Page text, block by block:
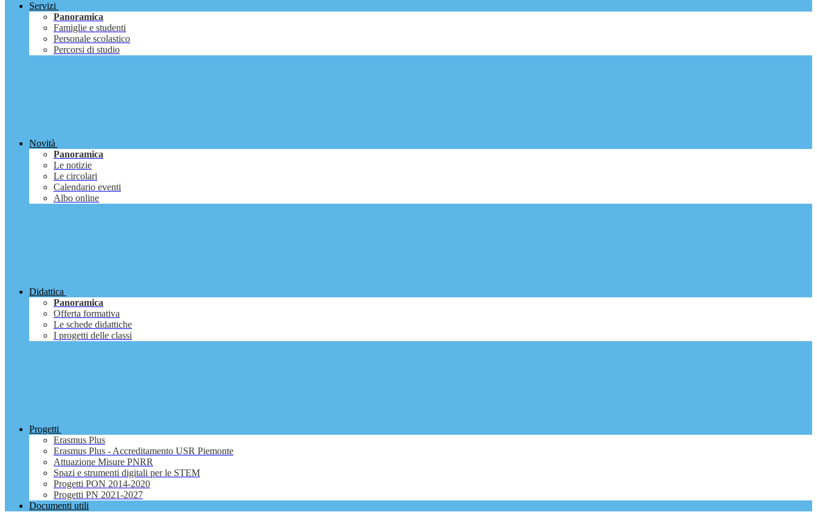
Servizi
Panoramica
Famiglie e studenti
Personale scolastico
Percorsi di studio
Novità
Panoramica
Le notizie
Le circolari
Calendario eventi
Albo online
Didattica
Panoramica
Offerta formativa
Le schede didattiche
I progetti delle classi
Progetti
Erasmus Plus
Erasmus Plus - Accreditamento USR Piemonte
Attuazione Misure PNRR
Spazi e strumenti digitali per le STEM
Progetti PON 2014-2020
Progetti PN 2021-2027
Documenti utili